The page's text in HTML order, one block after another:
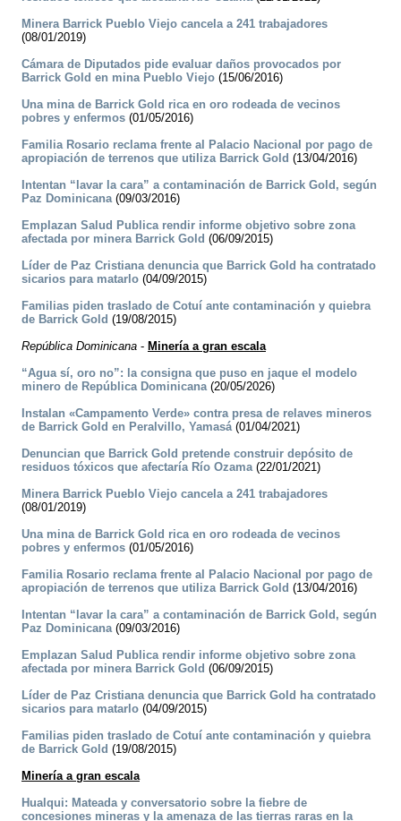
Minera Barrick Pueblo Viejo cancela a 241 trabajadores
(08/01/2019)
Cámara de Diputados pide evaluar daños provocados por
Barrick Gold en mina Pueblo Viejo (15/06/2016)
Una mina de Barrick Gold rica en oro rodeada de vecinos
pobres y enfermos (01/05/2016)
Familia Rosario reclama frente al Palacio Nacional por pago de
apropiación de terrenos que utiliza Barrick Gold (13/04/2016)
Intentan “lavar la cara” a contaminación de Barrick Gold, según
Paz Dominicana(09/03/2016)
Emplazan Salud Publica rendir informe objetivo sobre zona
afectada por minera Barrick Gold (06/09/2015)
Líder de Paz Cristiana denuncia que Barrick Gold ha contratado
sicarios para matarlo (04/09/2015)
Familias piden traslado de Cotuí ante contaminación y quiebra
de Barrick Gold (19/08/2015)
República Dominicana - Minería a gran escala
“Agua sí, oro no”: la consigna que puso en jaque el modelo
minero de República Dominicana(20/05/2026)
Instalan «Campamento Verde» contra presa de relaves mineros
de Barrick Gold en Peralvillo, Yamasá(01/04/2021)
Denuncian que Barrick Gold pretende construir depósito de
residuos tóxicos que afectaría Río Ozama(22/01/2021)
Minera Barrick Pueblo Viejo cancela a 241 trabajadores
(08/01/2019)
Una mina de Barrick Gold rica en oro rodeada de vecinos
pobres y enfermos (01/05/2016)
Familia Rosario reclama frente al Palacio Nacional por pago de
apropiación de terrenos que utiliza Barrick Gold (13/04/2016)
Intentan “lavar la cara” a contaminación de Barrick Gold, según
Paz Dominicana(09/03/2016)
Emplazan Salud Publica rendir informe objetivo sobre zona
afectada por minera Barrick Gold (06/09/2015)
Líder de Paz Cristiana denuncia que Barrick Gold ha contratado
sicarios para matarlo (04/09/2015)
Familias piden traslado de Cotuí ante contaminación y quiebra
de Barrick Gold (19/08/2015)
Minería a gran escala
Hualqui: Mateada y conversatorio sobre la fiebre de
concesiones mineras y la amenaza de las tierras raras en la